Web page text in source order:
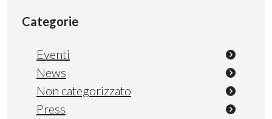
Categorie
Eventi
News
Non categorizzato
Press